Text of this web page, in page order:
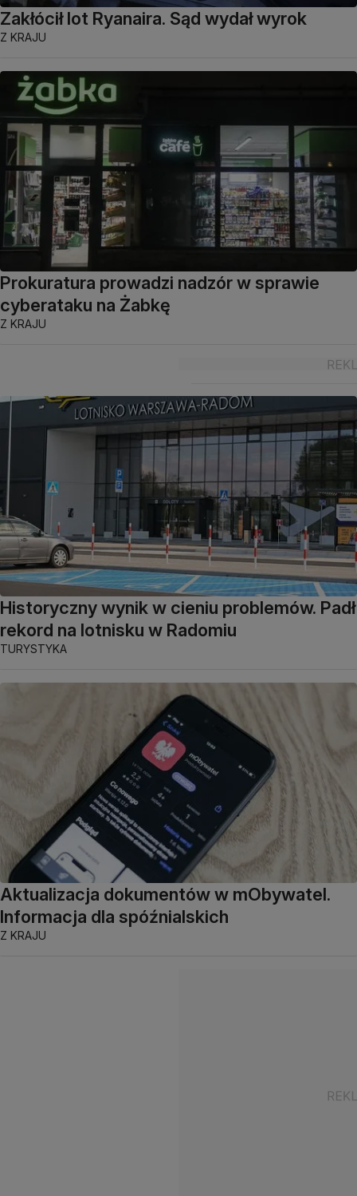
Zakłócił lot Ryanaira. Sąd wydał wyrok
Z KRAJU
Prokuratura prowadzi nadzór w sprawie
cyberataku na Żabkę
Z KRAJU
Historyczny wynik w cieniu problemów. Padł
rekord na lotnisku w Radomiu
TURYSTYKA
Aktualizacja dokumentów w mObywatel.
Informacja dla spóźnialskich
Z KRAJU